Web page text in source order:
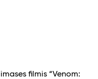
filmis “Venom: